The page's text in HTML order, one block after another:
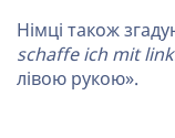
Німці також
schaffe ich mit
лівою рукою».